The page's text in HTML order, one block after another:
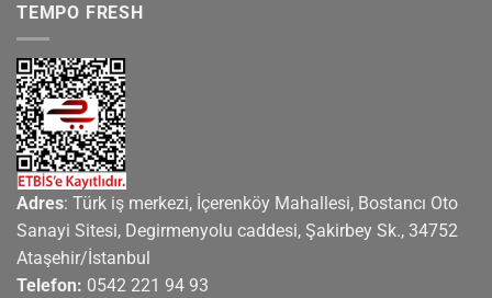
TEMPO FRESH
Adres: Türk iş merkezi, İçerenköy Mahallesi, Bostancı Oto
Sanayi Sitesi, Degirmenyolu caddesi, Şakirbey Sk., 34752
Ataşehir/İstanbul
Telefon: 0542 221 94 93